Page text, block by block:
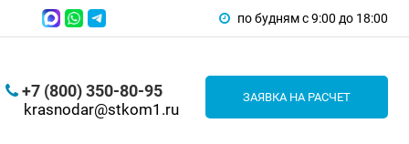
по будням с 9:00 до 18:00
+7 (800) 350-80-95
krasnodar@stkom1.ru
ЗАЯВКА НА РАСЧЕТ